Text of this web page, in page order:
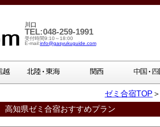
川口
TEL:048-259-1991
受付時間9:10～18:00
E-mail:info@gasyukuguide.com
ゼミ合宿TOP ＞
高知県ゼミ合宿おすすめプラン